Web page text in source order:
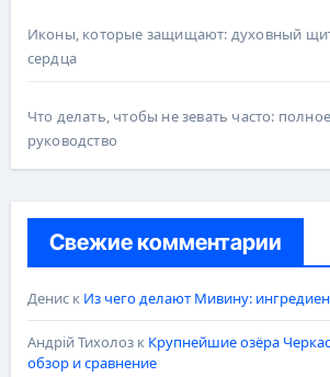
Иконы, которые защищают: духовный
сердца
Что делать, чтобы не зевать часто:
руководство
Свежие комментарии
Дениск Из чего делают Мивину:
Андрій Тихолозк Крупнейшие озёра
обзор и сравнение